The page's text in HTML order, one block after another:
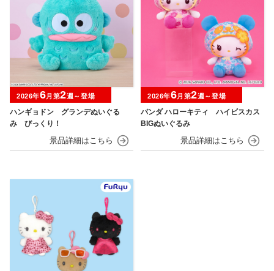
ハンギョドン グランデぬいぐる
み びっくり！
2026年6月第2週～登場
パンダ ハローキティ ハイビスカス
BIGぬいぐるみ
2026年6月第2週～登場